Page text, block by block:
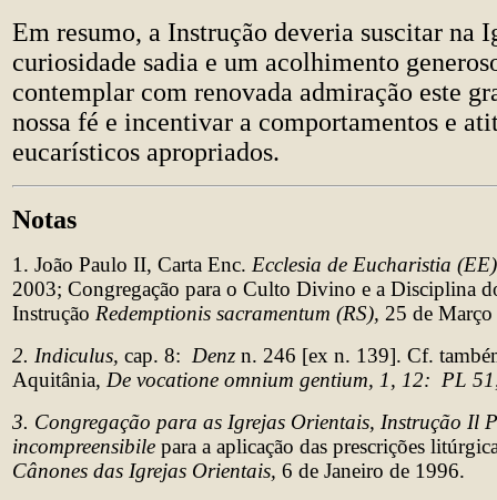
Em resumo, a Instrução deveria suscitar na
curiosidade sadia e um acolhimento
contemplar com renovada admiração este
nossa fé e incentivar a comportamentos e
eucarísticos apropriados.
Notas
1. João Paulo II, Carta Enc. Ecclesia de Eucharistia
2003; Congregação para o Culto Divino e a Disciplina
Instrução Redemptionis sacramentum (RS), 25 de
2. Indiculus, cap. 8: Denz n. 246 [ex n. 139]. Cf.
Aquitânia, De vocatione omnium gentium, 1, 12: PL
3. Congregação para as Igrejas Orientais, Instrução Il
incompreensibile para a aplicação das prescrições
Cânones das Igrejas Orientais, 6 de Janeiro de 1996.